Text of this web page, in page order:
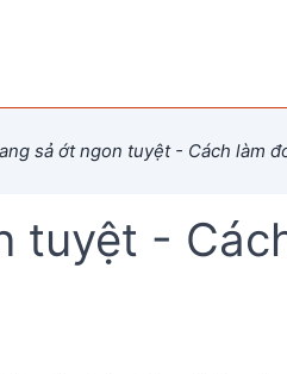
sả ớt ngon tuyệt - Cách làm
tuyệt -